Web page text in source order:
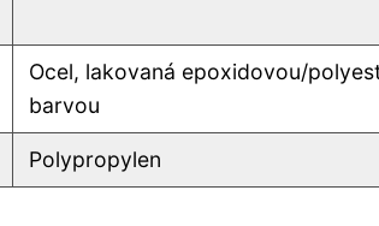
Ocel, lakovaná epoxidovou/
barvou
Polypropylen